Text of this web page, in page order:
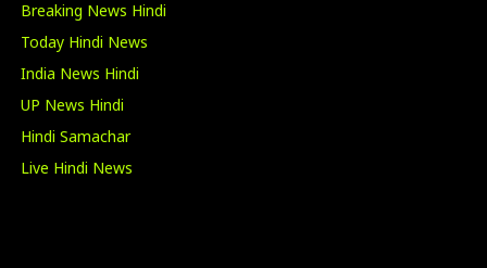
Breaking News Hindi
Today Hindi News
India News Hindi
UP News Hindi
Hindi Samachar
Live Hindi News